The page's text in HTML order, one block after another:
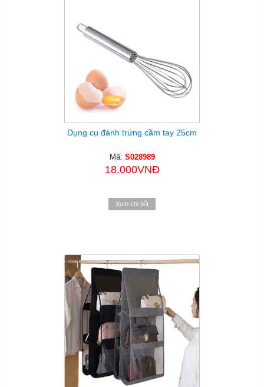
Dụng cụ đánh trứng cầm tay 25cm
Mã: S028989
18.000VNĐ
Xem chi tiết